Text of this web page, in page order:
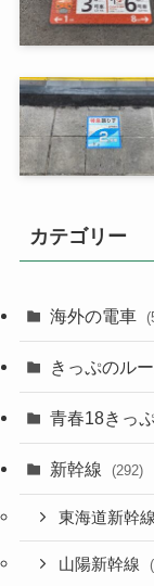
カテゴリー
海外の電車
きっぷのル
青春18きっ
新幹線 (292)
東海道新幹線
山陽新幹線